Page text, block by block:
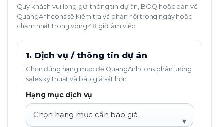
Quý khách vui lòng gửi thông tin dự án, BOQ hoặc bản vẽ.
QuangAnhcons sẽ kiểm tra và phản hồi trong ngày hoặc
chậm nhất trong vòng 48 giờ làm việc.
1. Dịch vụ / thông tin dự án
Chọn đúng hạng mục để QuangAnhcons phân luồng
sales kỹ thuật và báo giá sát hơn.
Hạng mục dịch vụ